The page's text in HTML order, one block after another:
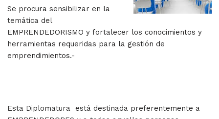
Se procura sensibilizar en la
temática del
EMPRENDEDORISMO y fortalecer los conocimientos y
herramientas requeridas para la gestión de
emprendimientos.-
Esta Diplomatura está destinada preferentemente a